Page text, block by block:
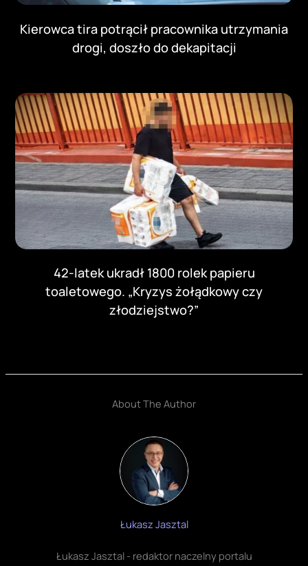
Kierowca tira potrącił pracownika utrzymania
drogi, doszło do dekapitacji
42-latek ukradł 1800 rolek papieru
toaletowego. „Kryzys żołądkowy czy
złodziejstwo?”
About The Author
Łukasz Jasztal
Łukasz Jasztal - redaktor naczelny portalu